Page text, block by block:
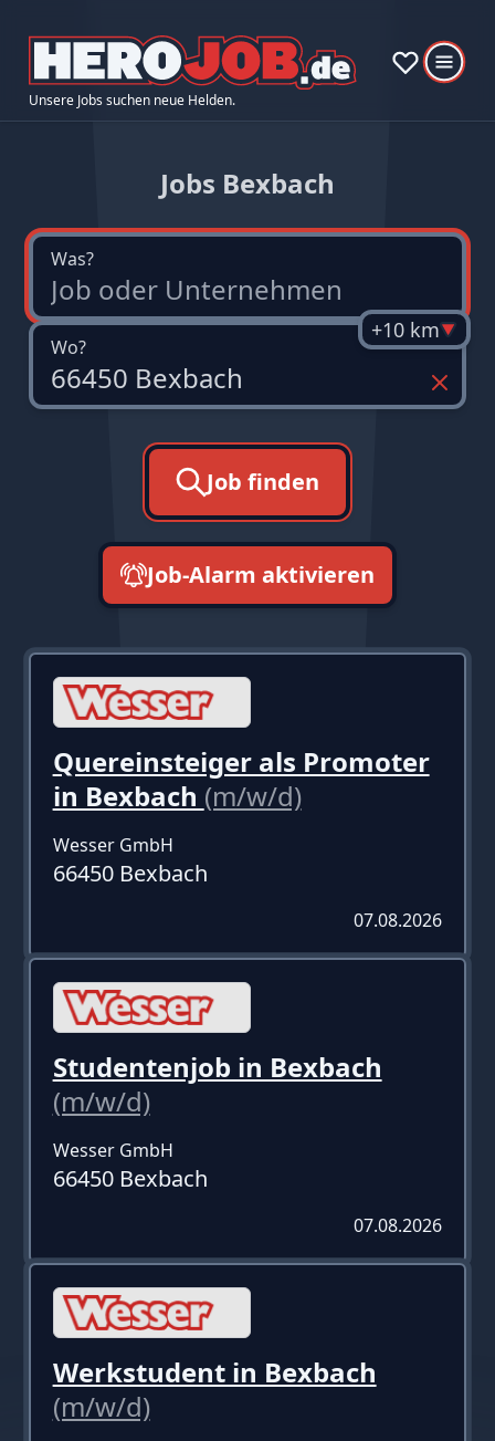
Unsere Jobs suchen neue Helden.
Jobs Bexbach
Was?
Wo?
+10 km
Job finden
Job-Alarm aktivieren
Quereinsteiger als Promoter
in Bexbach (m/w/d)
Wesser GmbH
66450 Bexbach
07.08.2026
Studentenjob in Bexbach
(m/w/d)
Wesser GmbH
66450 Bexbach
07.08.2026
Werkstudent in Bexbach
(m/w/d)